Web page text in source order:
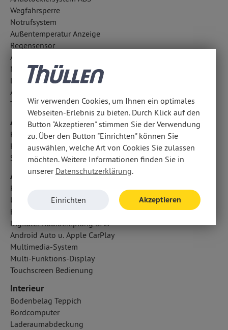
Wegfahrsperre
Notrufsystem
Außentemperatur Anzeige
Regensensor
Antriebsschlupfregelung ASR
Notbremsassistent
LED-Tagfahrlicht
Aufmerksamkeitsassistent
Totwinkel-Assistent
Airbags
Fahrer- /Beifahrerairbag
Kopfairbag vorn und hinten
Seitenairbag vorn
Audio & Kommunikation
Radio
USB Anschluss, Bluetooth Audiostreaming
Handyvorbereitung Bluetooth
Digitaler Radioempfang DAB
Android Auto u. Apple CarPlay
Multimedia-System
Multi-Funktions-Display
Touchscreen Bedienung
Interieur
Bodenbelag Teppich
Bordcomputer
Laderaumabdeckung
Wir verwenden Cookies, um Ihnen ein optimales
Webseiten-Erlebnis zu bieten. Durch Klick auf den
Button "Akzeptieren" stimmen Sie der Verwendung
zu. Über den Button "Einrichten" können Sie
auswählen, welche Art von Cookies Sie zulassen
möchten. Weitere Informationen finden Sie in
unserer Datenschutzerklärung.
Einrichten Akzeptieren